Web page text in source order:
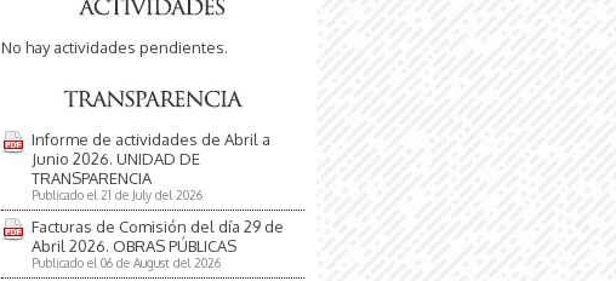
No hay actividades pendientes.
Informe de actividades de Abril a
Junio 2026. UNIDAD DE
TRANSPARENCIA
Publicado el 21 de July del 2026
Facturas de Comisión del día 29 de
Abril 2026. OBRAS PÚBLICAS
Publicado el 06 de August del 2026